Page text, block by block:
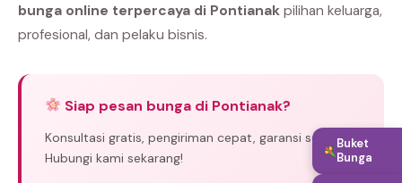
bunga online terpercaya di Pontianak pilihan keluarga,
profesional, dan pelaku bisnis.
Siap pesan bunga di Pontianak?
Konsultasi gratis, pengiriman cepat, garansi segar.
Hubungi kami sekarang!
Buket
Bunga